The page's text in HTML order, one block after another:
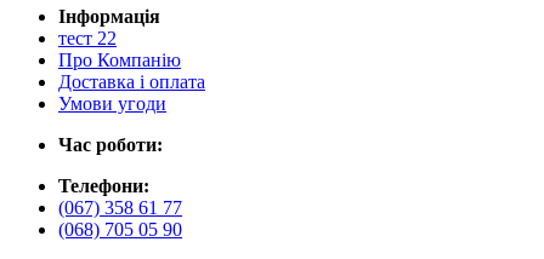
Інформація
тест 22
Про Компанію
Доставка і оплата
Умови угоди
Час роботи:
Телефони:
(067) 358 61 77
(068) 705 05 90